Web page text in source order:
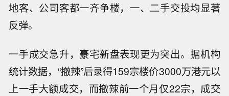
地客、公司客都一齐争楼，一、二手交投均显著
反弹。
一手成交急升，豪宅新盘表现更为突出。据机构
统计数据，“撤辣”后录得159宗楼价3000万港元以
上一手大额成交，而撤辣前一个月仅22宗，成交